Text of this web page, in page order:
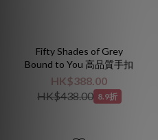
Fifty Shades of Grey
Bound to You 高品質手扣
HK$388.00
HK$438.00 8.9折